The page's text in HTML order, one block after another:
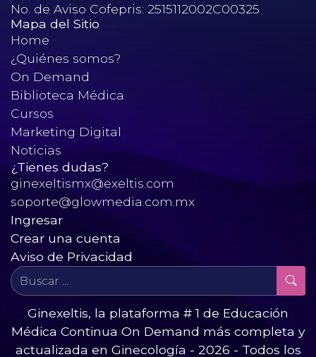
No. de Aviso Cofepris: 2515112002C00325
Mapa del Sitio
Home
¿Quiénes somos?
On Demand
Biblioteca Médica
Cursos
Marketing Digital
Noticias
¿Tienes dudas?
ginexeltismx@exeltis.com
soporte@glowmedia.com.mx
Ingresar
Crear una cuenta
Aviso de Privacidad
Ginexeltis, la plataforma # 1 de Educación
Médica Continua On Demand más completa y
actualizada en Ginecología - 2026 - Todos los